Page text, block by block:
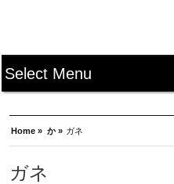
Home » か » ガネ
ガネ